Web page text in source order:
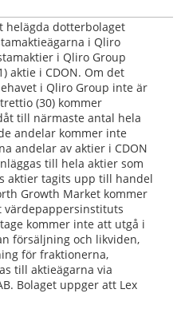
helägda dotterbolaget
i Qliro
i Qliro Group
aktie i CDON. Om det
i Qliro Group inte är
(30) kommer
till närmaste antal hela
andelar kommer inte
andelar av aktier i CDON
till hela aktier som
aktier tagits upp till handel
Growth Market kommer
värdepappersinstituts
kommer inte att utgå i
försäljning och likviden,
för fraktionerna,
till aktieägarna via
Bolaget uppger att Lex